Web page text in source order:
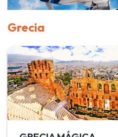
Marruecos.
Grecia